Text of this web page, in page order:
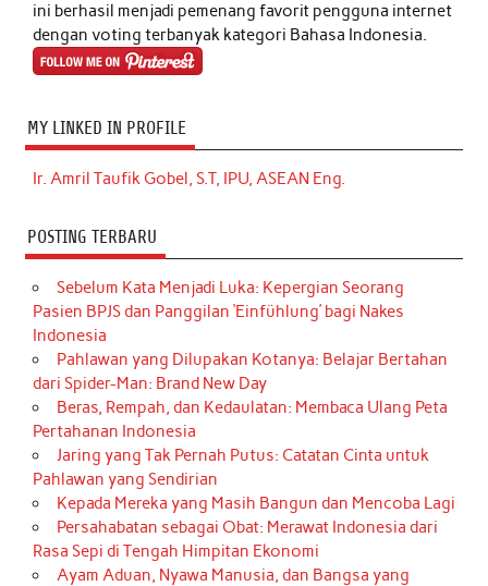
ini berhasil menjadi pemenang favorit pengguna internet
dengan voting terbanyak kategori Bahasa Indonesia.
MY LINKED IN PROFILE
Ir. Amril Taufik Gobel, S.T, IPU, ASEAN Eng.
POSTING TERBARU
Sebelum Kata Menjadi Luka: Kepergian Seorang
Pasien BPJS dan Panggilan ‘Einfühlung’ bagi Nakes
Indonesia
Pahlawan yang Dilupakan Kotanya: Belajar Bertahan
dari Spider-Man: Brand New Day
Beras, Rempah, dan Kedaulatan: Membaca Ulang Peta
Pertahanan Indonesia
Jaring yang Tak Pernah Putus: Catatan Cinta untuk
Pahlawan yang Sendirian
Kepada Mereka yang Masih Bangun dan Mencoba Lagi
Persahabatan sebagai Obat: Merawat Indonesia dari
Rasa Sepi di Tengah Himpitan Ekonomi
Ayam Aduan, Nyawa Manusia, dan Bangsa yang